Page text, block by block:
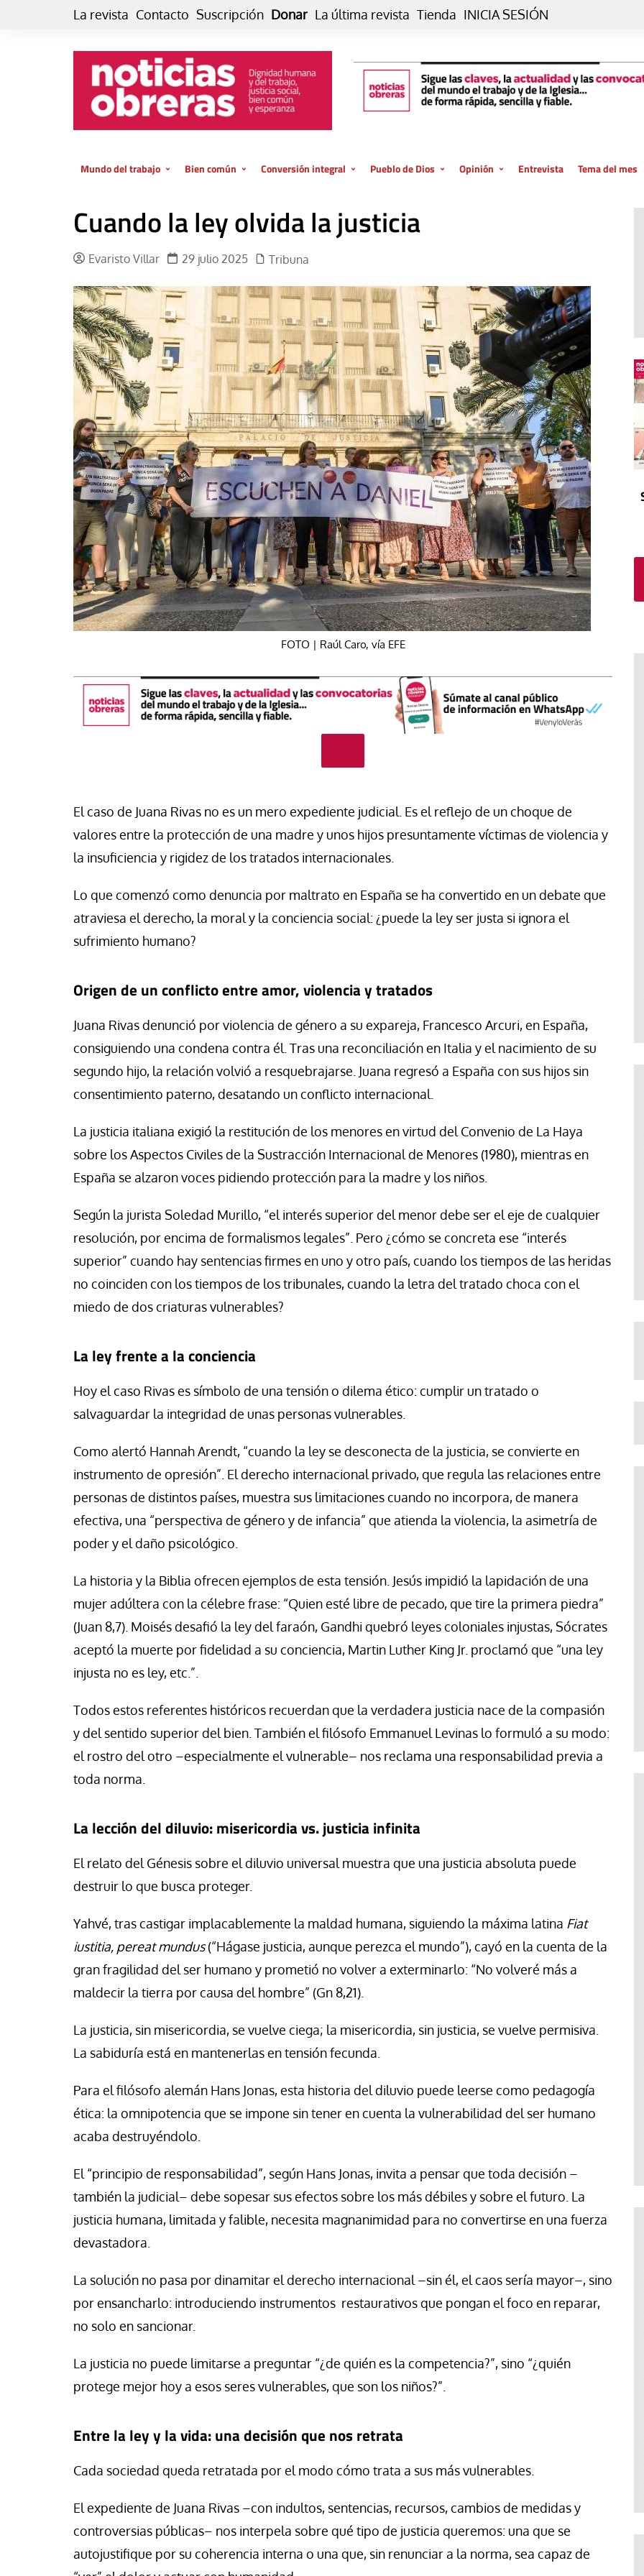
La revista Contacto Suscripción Donar La última revista Tienda INICIA SESIÓN
Mundo del trabajo
El trabajo es para la vida
MMTC
Laboral
La mundialización
El amor en el mundo
Los empobrecidos por el
mundo
Radio — Mundo obrero hoy
Vidas precarias
Bien común
Economía
Conversión integral
de vida… es posible
El cuidado de la creación
Experiencia
Cultura
Cine
Dos minutos
Aplicaciones
Música
Poesía
Relato
Pueblo de Dios
La oración de cada día
El Evangelio en tu vida
El atrio
In memoriam
Opinión
Blog Desde mi azotea
Viñeta
Tribuna
Blog Sembrando sueños,
recogiendo humanidad
Blog Mensajes guardados
La columna
Entrevista Tema del mes
Cuando la ley olvida la justicia
Evaristo Villar 29 julio 2025 Tribuna
FOTO | Raúl Caro, vía EFE
El caso de Juana Rivas no es un mero expediente judicial. Es el reflejo de un choque de
valores entre la protección de una madre y unos hijos presuntamente víctimas de violencia y
la insuficiencia y rigidez de los tratados internacionales.
Lo que comenzó como denuncia por maltrato en España se ha convertido en un debate que
atraviesa el derecho, la moral y la conciencia social: ¿puede la ley ser justa si ignora el
sufrimiento humano?
Origen de un conflicto entre amor, violencia y tratados
Juana Rivas denunció por violencia de género a su expareja, Francesco Arcuri, en España,
consiguiendo una condena contra él. Tras una reconciliación en Italia y el nacimiento de su
segundo hijo, la relación volvió a resquebrajarse. Juana regresó a España con sus hijos sin
consentimiento paterno, desatando un conflicto internacional.
La justicia italiana exigió la restitución de los menores en virtud del Convenio de La Haya
sobre los Aspectos Civiles de la Sustracción Internacional de Menores (1980), mientras en
España se alzaron voces pidiendo protección para la madre y los niños.
Según la jurista Soledad Murillo, “el interés superior del menor debe ser el eje de cualquier
resolución, por encima de formalismos legales”. Pero ¿cómo se concreta ese “interés
superior” cuando hay sentencias firmes en uno y otro país, cuando los tiempos de las heridas
no coinciden con los tiempos de los tribunales, cuando la letra del tratado choca con el
miedo de dos criaturas vulnerables?
La ley frente a la conciencia
Hoy el caso Rivas es símbolo de una tensión o dilema ético: cumplir un tratado o
salvaguardar la integridad de unas personas vulnerables.
Como alertó Hannah Arendt, “cuando la ley se desconecta de la justicia, se convierte en
instrumento de opresión”. El derecho internacional privado, que regula las relaciones entre
personas de distintos países, muestra sus limitaciones cuando no incorpora, de manera
efectiva, una “perspectiva de género y de infancia” que atienda la violencia, la asimetría de
poder y el daño psicológico.
La historia y la Biblia ofrecen ejemplos de esta tensión. Jesús impidió la lapidación de una
mujer adúltera con la célebre frase: “Quien esté libre de pecado, que tire la primera piedra”
(Juan 8,7). Moisés desafió la ley del faraón, Gandhi quebró leyes coloniales injustas, Sócrates
aceptó la muerte por fidelidad a su conciencia, Martin Luther King Jr. proclamó que “una ley
injusta no es ley, etc.”.
Todos estos referentes históricos recuerdan que la verdadera justicia nace de la compasión
y del sentido superior del bien. También el filósofo Emmanuel Levinas lo formuló a su modo:
el rostro del otro –especialmente el vulnerable– nos reclama una responsabilidad previa a
toda norma.
La lección del diluvio: misericordia vs. justicia infinita
El relato del Génesis sobre el diluvio universal muestra que una justicia absoluta puede
destruir lo que busca proteger.
Yahvé, tras castigar implacablemente la maldad humana, siguiendo la máxima latina Fiat
iustitia, pereat mundus(“Hágase justicia, aunque perezca el mundo”), cayó en la cuenta de la
gran fragilidad del ser humano y prometió no volver a exterminarlo: “No volveré más a
maldecir la tierra por causa del hombre” (Gn 8,21).
La justicia, sin misericordia, se vuelve ciega; la misericordia, sin justicia, se vuelve permisiva.
La sabiduría está en mantenerlas en tensión fecunda.
Para el filósofo alemán Hans Jonas, esta historia del diluvio puede leerse como pedagogía
ética: la omnipotencia que se impone sin tener en cuenta la vulnerabilidad del ser humano
acaba destruyéndolo.
El “principio de responsabilidad”, según Hans Jonas, invita a pensar que toda decisión –
también la judicial– debe sopesar sus efectos sobre los más débiles y sobre el futuro. La
justicia humana, limitada y falible, necesita magnanimidad para no convertirse en una fuerza
devastadora.
La solución no pasa por dinamitar el derecho internacional –sin él, el caos sería mayor–, sino
por ensancharlo: introduciendo instrumentos restaurativos que pongan el foco en reparar,
no solo en sancionar.
La justicia no puede limitarse a preguntar “¿de quién es la competencia?”, sino “¿quién
protege mejor hoy a esos seres vulnerables, que son los niños?”.
Entre la ley y la vida: una decisión que nos retrata
Cada sociedad queda retratada por el modo cómo trata a sus más vulnerables.
El expediente de Juana Rivas –con indultos, sentencias, recursos, cambios de medidas y
controversias públicas– nos interpela sobre qué tipo de justicia queremos: una que se
autojustifique por su coherencia interna o una que, sin renunciar a la norma, sea capaz de
trabajador de la
Popular de Argentina:
el Estado se retira o
los movimientos
sostienen la
Colectivos sociales y sindicales
reclaman una reforma profunda
#EstáPasando
León XIV visitará Uruguay,